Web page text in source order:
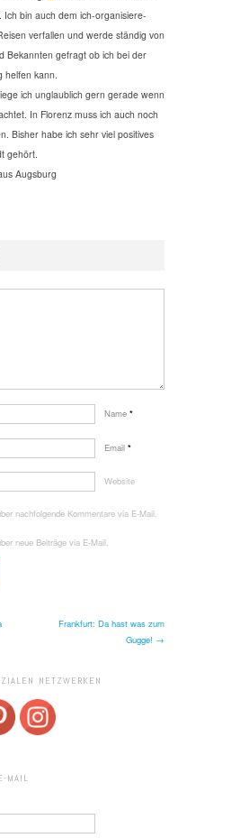
Ich bin auch dem ich-organisiere-
verfallen und werde ständig von
Bekannten gefragt ob ich bei der
helfen kann.
ich unglaublich gern gerade wenn
In Florenz muss ich auch noch
Bisher habe ich sehr viel positives
gehört.
Augsburg
Name *
Email *
Website
nachfolgende Kommentare via E-Mail.
neue Beiträge via E-Mail.
Frankfurt: Da hast was zum
Gugge! →
NETZWERKEN
MAIL